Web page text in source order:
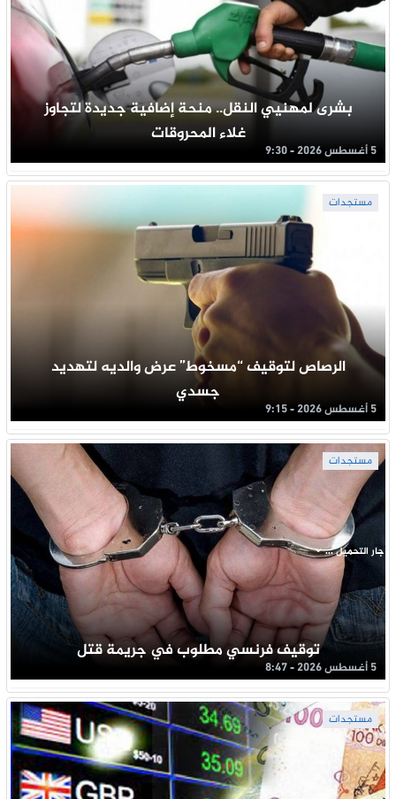
بشرى لمهنيي النقل.. منحة إضافية جديدة لتجاوز
غلاء المحروقات
5 أغسطس 2026 - 9:30
مستجدات
الرصاص لتوقيف “مسخوط” عرض والديه لتهديد
جسدي
5 أغسطس 2026 - 9:15
مستجدات
توقيف فرنسي مطلوب في جريمة قتل
5 أغسطس 2026 - 8:47
مستجدات
جار التحميل ...